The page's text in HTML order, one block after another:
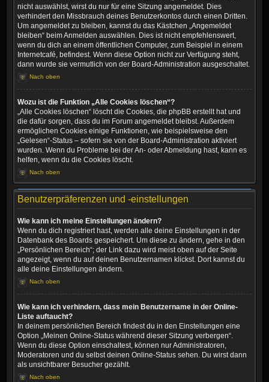
nicht auswählst, wirst du nur für eine Sitzung angemeldet. Dies
verhindert den Missbrauch deines Benutzerkontos durch einen Dritten.
Um angemeldet zu bleiben, kannst du das Kästchen „Angemeldet
bleiben“ beim Anmelden auswählen. Dies ist nicht empfehlenswert,
wenn du dich an einem öffentlichen Computer, zum Beispiel in einem
Internetcafé, befindest. Wenn diese Option nicht zur Verfügung steht,
dann wurde sie vermutlich von der Board-Administration ausgeschaltet.
Nach oben
Wozu ist die Funktion „Alle Cookies löschen“?
„Alle Cookies löschen“ löscht die Cookies, die phpBB erstellt hat und
die dafür sorgen, dass du im Forum angemeldet bleibst. Außerdem
ermöglichen Cookies einige Funktionen, wie beispielsweise den
„Gelesen“-Status – sofern sie von der Board-Administration aktiviert
wurden. Wenn du Probleme bei der An- oder Abmeldung hast, kann es
helfen, wenn du die Cookies löscht.
Nach oben
Benutzerpräferenzen und -einstellungen
Wie kann ich meine Einstellungen ändern?
Wenn du dich registriert hast, werden alle deine Einstellungen in der
Datenbank des Boards gespeichert. Um diese zu ändern, gehe in den
„Persönlichen Bereich“; der Link dazu wird meist oben auf der Seite
angezeigt, wenn du auf deinen Benutzernamen klickst. Dort kannst du
alle deine Einstellungen ändern.
Nach oben
Wie kann ich verhindern, dass mein Benutzername in der Online-
Liste auftaucht?
In deinem persönlichen Bereich findest du in den Einstellungen eine
Option „Meinen Online-Status während dieser Sitzung verbergen“.
Wenn du diese Option einschaltest, können nur Administratoren,
Moderatoren und du selbst deinen Online-Status sehen. Du wirst dann
als unsichtbarer Besucher gezählt.
Nach oben